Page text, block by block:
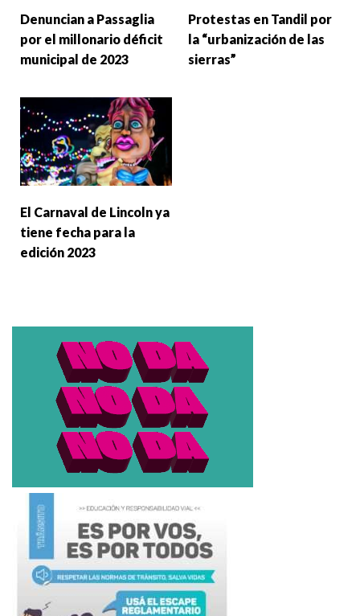
Denuncian a Passaglia
por el millonario déficit
municipal de 2023
Protestas en Tandil por
la “urbanización de las
sierras”
El Carnaval de Lincoln ya
tiene fecha para la
edición 2023